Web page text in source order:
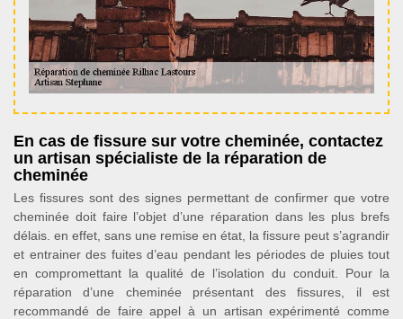
En cas de fissure sur votre cheminée, contactez
un artisan spécialiste de la réparation de
cheminée
Les fissures sont des signes permettant de confirmer que votre
cheminée doit faire l’objet d’une réparation dans les plus brefs
délais. en effet, sans une remise en état, la fissure peut s’agrandir
et entrainer des fuites d’eau pendant les périodes de pluies tout
en compromettant la qualité de l’isolation du conduit. Pour la
réparation d’une cheminée présentant des fissures, il est
recommandé de faire appel à un artisan expérimenté comme